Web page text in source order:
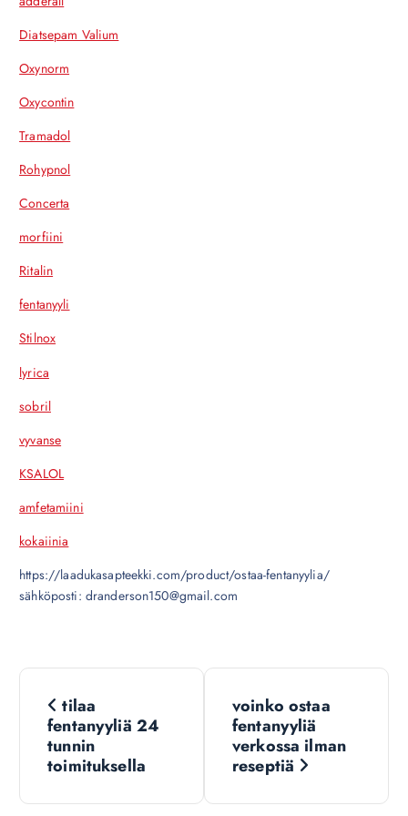
Diatsepam Valium
Oxynorm
Oxycontin
Tramadol
Rohypnol
Concerta
morfiini
Ritalin
fentanyyli
Stilnox
lyrica
sobril
vyvanse
KSALOL
amfetamiini
kokaiinia
https://laadukasapteekki.com/product/ostaa-fentanyylia/
sähköposti: dranderson150@gmail.com
N
tilaa
fentanyyliä 24
tunnin
toimituksella
voinko ostaa
fentanyyliä
verkossa ilman
reseptiä